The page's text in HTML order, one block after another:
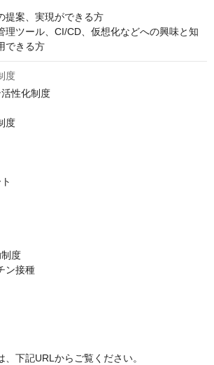
提案、実現ができる方
理ツール、CI/CD、仮想化などへの興味と知
できる方
度
性化制度
度
度
ン接種
下記URLからご覧ください。